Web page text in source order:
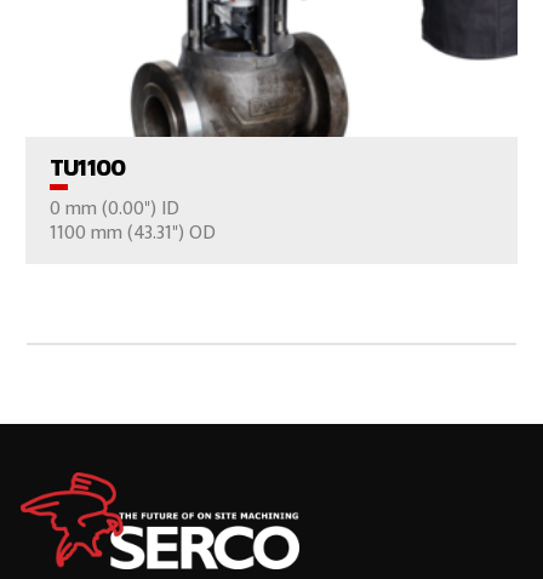
TU1100
0 mm (0.00") ID
1100 mm (43.31") OD
VER EL PRODUCTO